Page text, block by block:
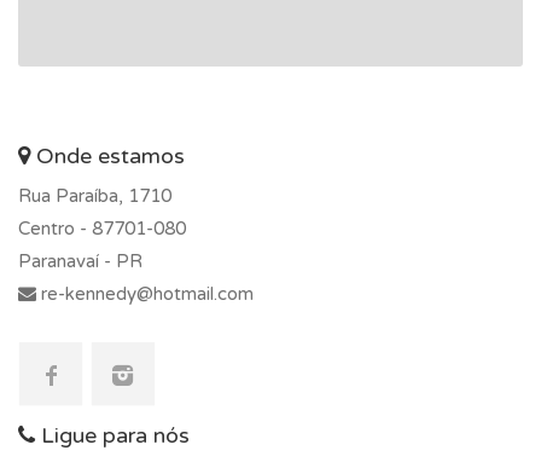
Onde estamos
Rua Paraíba, 1710
Centro - 87701-080
Paranavaí - PR
re-kennedy@hotmail.com
Ligue para nós